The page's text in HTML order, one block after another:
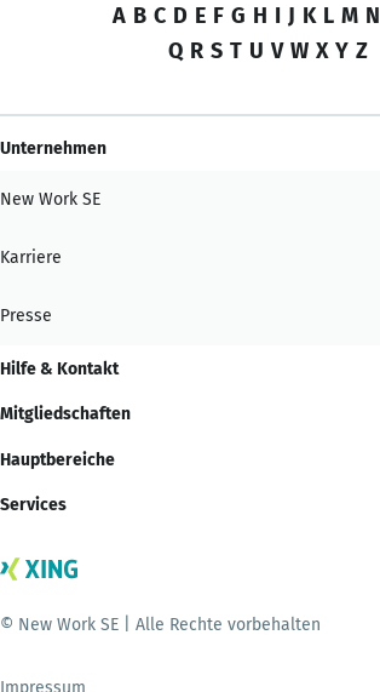
A B C D E F G H I J K L M N
Q R S T U V W X Y Z
Unternehmen
New Work SE
Karriere
Presse
Hilfe & Kontakt
Mitgliedschaften
Hauptbereiche
Services
© New Work SE | Alle Rechte vorbehalten
Impressum